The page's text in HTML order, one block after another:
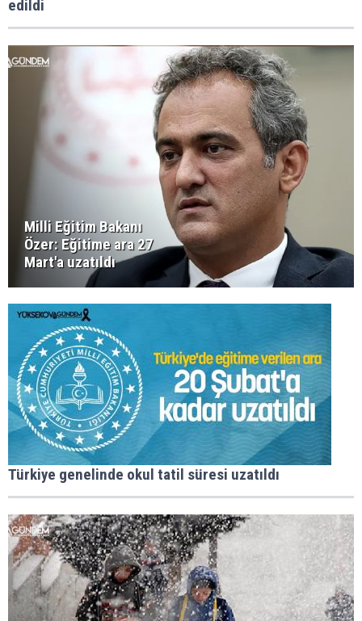
edildi
Milli Eğitim Bakanı
Özer: Eğitime ara 27
Mart'a uzatıldı
Türkiye genelinde okul tatil süresi uzatıldı